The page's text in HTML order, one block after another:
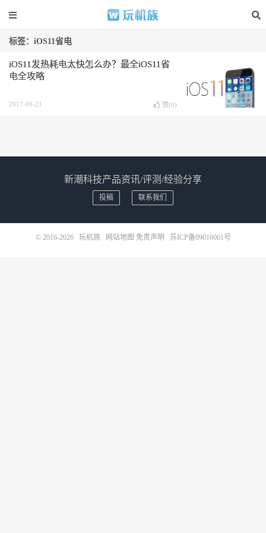
标签：iOS11省电
iOS11发热耗电太快怎么办？最全iOS11省
电全攻略
2017-09-21 赞(0)
新潮科技产品资讯/评测/经验分享
投稿 联系我们
© 2016-2026 玩机族 网站地图 免责声明 苏ICP备09016061号